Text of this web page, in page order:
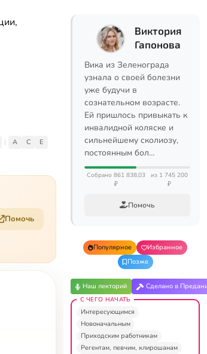
| A C
E
Помочь
Виктория
Гапонова
Вика из Зеленограда
узнала о своей болезни
уже будучи в
сознательном возрасте.
Ей пришлось привыкать к
инвалидной коляске и
сильнейшему сколиозу,
постоянным бол…
Собрано 861 838,03
₽
из 1 745 200
₽
Помочь
Популярное
Избранное
Позже
Наш лекторий Сделано в
С ЧЕГО НАЧАТЬ
Интересующимся
Новоначальным
Приходским работникам
Регентам, певчим, клирошанам